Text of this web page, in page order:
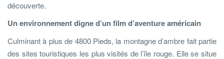
découverte.
Un environnement digne d’un film d’aventure américain
Culminant à plus de 4800 Pieds, la montagne d’ambre fait partie
des sites touristiques les plus visités de l’île rouge. Elle se situe